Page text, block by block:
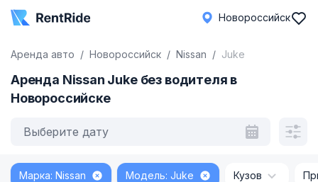
Новороссийск
Аренда авто Новороссийск Nissan Juke
Аренда Nissan Juke без водителя в
Новороссийске
Выберите дату
Марка: Nissan Модель: Juke Кузов